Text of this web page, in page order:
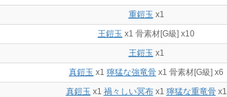
重鎧玉 x1
王鎧玉 x1 骨素材[G級] x10
王鎧玉 x1
真鎧玉 x1 獰猛な強竜骨 x1 骨素材[G級] x6
真鎧玉 x1 禍々しい冥布x1 獰猛な重竜骨x1